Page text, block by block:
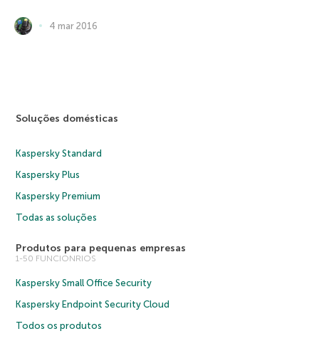
4 mar 2016
Soluções domésticas
Kaspersky Standard
Kaspersky Plus
Kaspersky Premium
Todas as soluções
Produtos para pequenas empresas
1-50 FUNCIONRIOS
Kaspersky Small Office Security
Kaspersky Endpoint Security Cloud
Todos os produtos